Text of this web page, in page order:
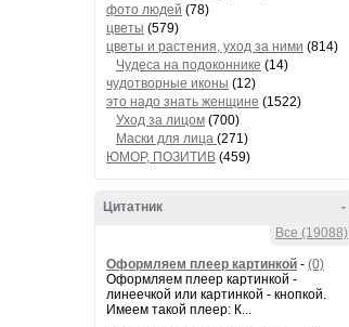
фото людей (78)
цветы (579)
цветы и растения, уход за ними (814)
Чудеса на подоконнике (14)
чудотворные иконы (12)
это надо знать женщине (1522)
Уход за лицом (700)
Маски для лица (271)
ЮМОР, ПОЗИТИВ (459)
-
Цитатник
Все (19088)
Оформляем плеер картинкой - (0)
Оформляем плеер картинкой -
линеечкой или картинкой - кнопкой.
Имеем такой плеер: К...